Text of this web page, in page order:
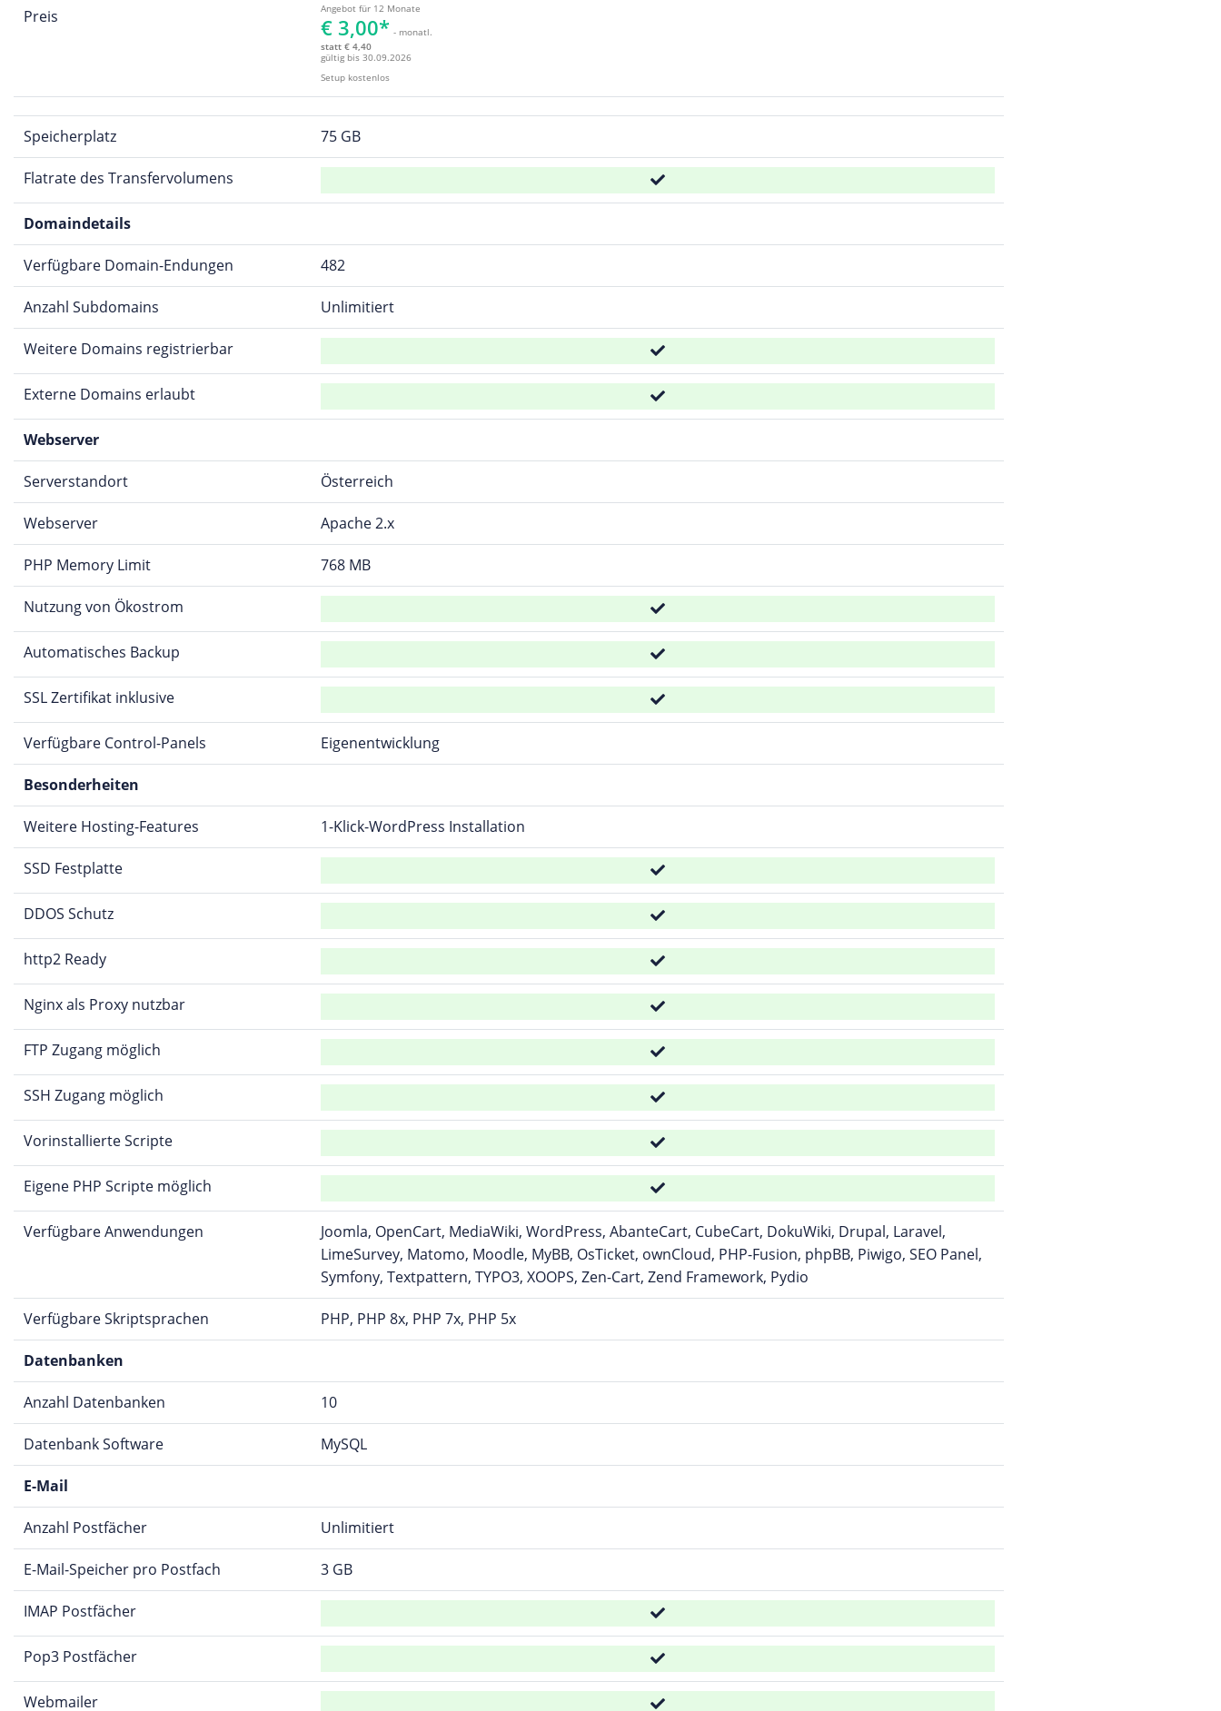
Preis Angebot für 12 Monate
€ 3,00* - monatl.
statt € 4,40
gültig bis 30.09.2026
Setup kostenlos
Speicherplatz 75 GB
Flatrate des Transfervolumens
Domaindetails
Verfügbare Domain-Endungen 482
Anzahl Subdomains Unlimitiert
Weitere Domains registrierbar
Externe Domains erlaubt
Webserver
Serverstandort Österreich
Webserver Apache 2.x
PHP Memory Limit 768 MB
Nutzung von Ökostrom
Automatisches Backup
SSL Zertifikat inklusive
Verfügbare Control-Panels Eigenentwicklung
Besonderheiten
Weitere Hosting-Features 1-Klick-WordPress Installation
SSD Festplatte
DDOS Schutz
http2 Ready
Nginx als Proxy nutzbar
FTP Zugang möglich
SSH Zugang möglich
Vorinstallierte Scripte
Eigene PHP Scripte möglich
Verfügbare Anwendungen
Joomla, OpenCart, MediaWiki, WordPress, AbanteCart, CubeCart, DokuWiki, Drupal, Laravel,
LimeSurvey, Matomo, Moodle, MyBB, OsTicket, ownCloud, PHP-Fusion, phpBB, Piwigo, SEO Panel,
Symfony, Textpattern, TYPO3, XOOPS, Zen-Cart, Zend Framework, Pydio
Verfügbare Skriptsprachen PHP, PHP 8x, PHP 7x, PHP 5x
Datenbanken
Anzahl Datenbanken 10
Datenbank Software MySQL
E-Mail
Anzahl Postfächer Unlimitiert
E-Mail-Speicher pro Postfach 3 GB
IMAP Postfächer
Pop3 Postfächer
Webmailer